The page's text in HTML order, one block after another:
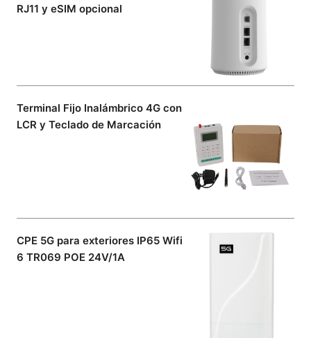
RJ11 y eSIM opcional
Terminal Fijo Inalámbrico 4G con
LCR y Teclado de Marcación
CPE 5G para exteriores IP65 Wifi
6 TR069 POE 24V/1A